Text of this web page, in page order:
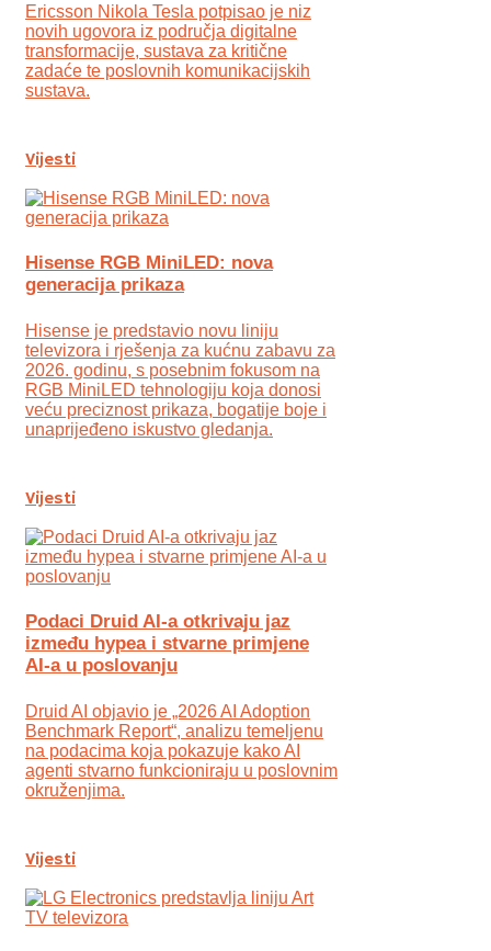
Ericsson Nikola Tesla potpisao je niz
novih ugovora iz područja digitalne
transformacije, sustava za kritične
zadaće te poslovnih komunikacijskih
sustava.
Vijesti
Hisense RGB MiniLED: nova
generacija prikaza
Hisense je predstavio novu liniju
televizora i rješenja za kućnu zabavu za
2026. godinu, s posebnim fokusom na
RGB MiniLED tehnologiju koja donosi
veću preciznost prikaza, bogatije boje i
unaprijeđeno iskustvo gledanja.
Vijesti
Podaci Druid AI-a otkrivaju jaz
između hypea i stvarne primjene
AI-a u poslovanju
Druid AI objavio je „2026 AI Adoption
Benchmark Report“, analizu temeljenu
na podacima koja pokazuje kako AI
agenti stvarno funkcioniraju u poslovnim
okruženjima.
Vijesti